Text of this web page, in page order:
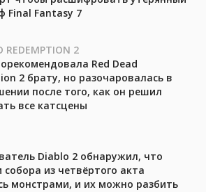
Final Fantasy 7
REDEMPTION 2
Red Dead
2 брату, но разочаровалась в
после того, как он решил
все катсцены
Diablo 2 обнаружил, что
из четвёртого акта
монстрами, и их можно разбить